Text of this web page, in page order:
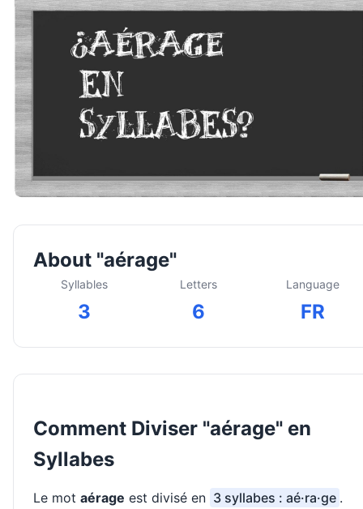
About "aérage"
Syllables
3
Letters
6
Language
FR
Comment Diviser "aérage" en
Syllabes
Le mot aérage est divisé en 3 syllabes : aé·ra·ge .